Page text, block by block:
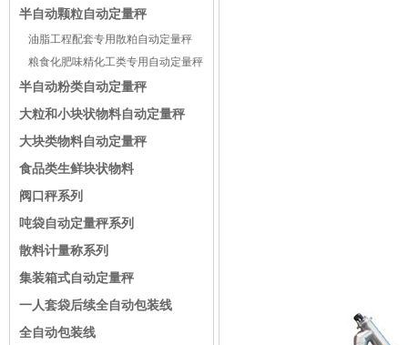
半自动颗粒自动定量秤
油脂工程配套专用散粕自动定量秤
粮食化肥味精化工类专用自动定量秤
半自动粉类自动定量秤
大粒和小块状物料自动定量秤
大块类物料自动定量秤
食品类生鲜块状物料
阀口秤系列
吨袋自动定量秤系列
散料计量称系列
集装箱式自动定量秤
一人套袋后续全自动包装线
全自动包装线